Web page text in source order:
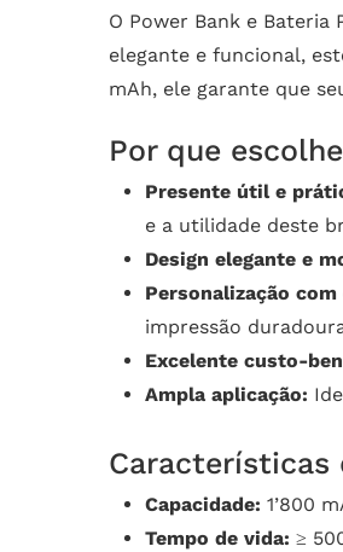
O Power Bank e
elegante e funcional,
mAh, ele garante que
Por que
Presente útil e
e a utilidade deste
Design elegante e
Personalização
impressão
Excelente custo-
Ampla aplicação:
Características
Capacidade: 1’800
Tempo de vida: ≥